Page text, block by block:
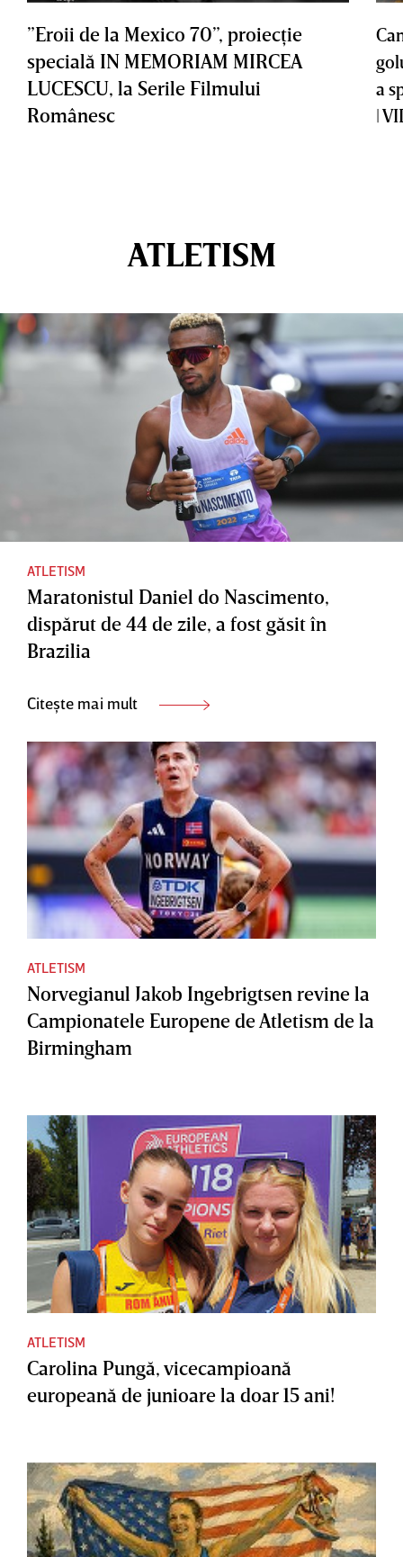
”Eroii de la Mexico 70”, proiecţie
specială IN MEMORIAM MIRCEA
LUCESCU, la Serile Filmului
Românesc
a
|
ATLETISM
ATLETISM
Maratonistul Daniel do Nascimento,
dispărut de 44 de zile, a fost găsit în
Brazilia
Citește mai mult
ATLETISM
Norvegianul Jakob Ingebrigtsen revine la
Campionatele Europene de Atletism de la
Birmingham
ATLETISM
Carolina Pungă, vicecampioană
europeană de junioare la doar 15 ani!